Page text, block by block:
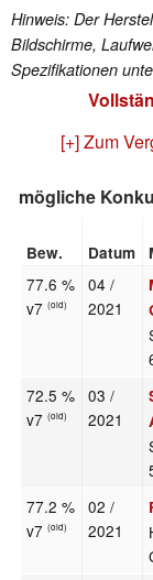
Hinweis: Der
Bildschirme,
Spezifikationen
[+] Zum
mögliche
Bew. Datum
77.6 %
v7(old)
04 /
2021
72.5 %
v7(old)
03 /
2021
77.2 %
v7(old)
02 /
2021